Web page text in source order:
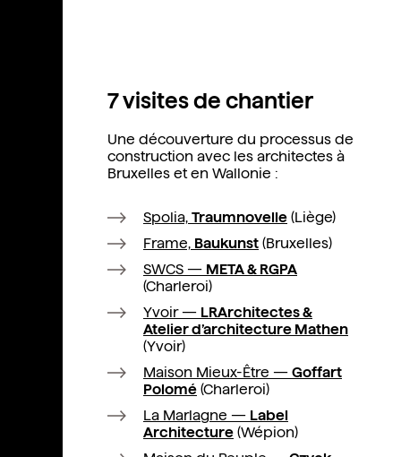
7 visites de chantier
Une découverture du processus de
construction avec les architectes à
Bruxelles et en Wallonie :
Spolia, Traumnovelle (Liège)
Frame, Baukunst (Bruxelles)
SWCS — META & RGPA
(Charleroi)
Yvoir — LRArchitectes &
Atelier d’architecture Mathen
(Yvoir)
Maison Mieux-Être — Goffart
Polomé (Charleroi)
La Marlagne — Label
Architecture (Wépion)